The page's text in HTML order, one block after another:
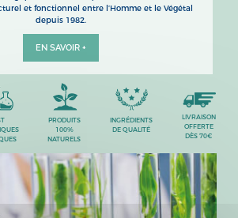
et fonctionnel entre l’Homme et le Végétal
depuis 1982.
EN SAVOIR +
PRODUITS
100%
NATURELS
INGRÉDIENTS
DE QUALITÉ
LIVRAISON
OFFERTE
DÈS 70€